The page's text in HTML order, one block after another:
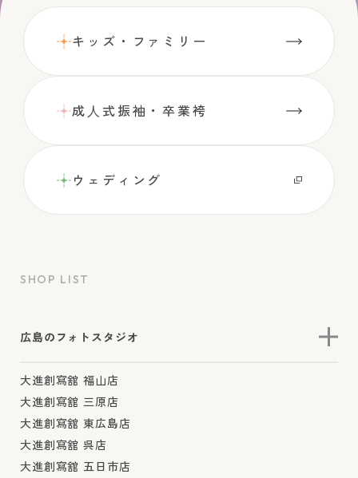
キッズ・ファミリー
成⼈式振袖・卒業袴
ウェディング
SHOP LIST
広島のフォトスタジオ
大進創寫舘 福山店
大進創寫舘 三原店
大進創寫舘 東広島店
大進創寫舘 呉店
大進創寫舘 五日市店